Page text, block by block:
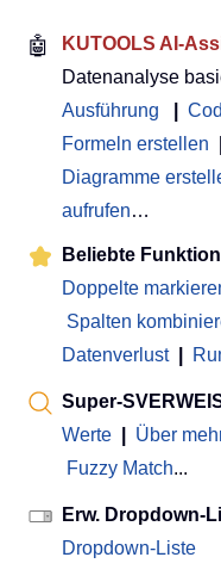
🤖 KUTOOLS AI-
Datenanalyse
Ausführung
Formeln erstellen
Diagramme
aufrufen…
Beliebte
Doppelte
Spalten
Datenverlust
Super-
Werte
Über
Fuzzy Match...
Erw. Dropdown-
Dropdown-Liste